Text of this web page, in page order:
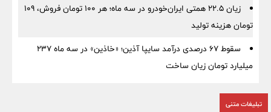
زیان ۲۲.۵ همتی ایران‌خودرو در سه ماه؛ هر ۱۰۰ تومان فروش، ۱۰۹
تومان هزینه تولید
سقوط ۶۷ درصدی درآمد سایپا آذین؛ «خاذین» در سه ماه ۲۳۷
میلیارد تومان زیان ساخت
تبلیغات متنی